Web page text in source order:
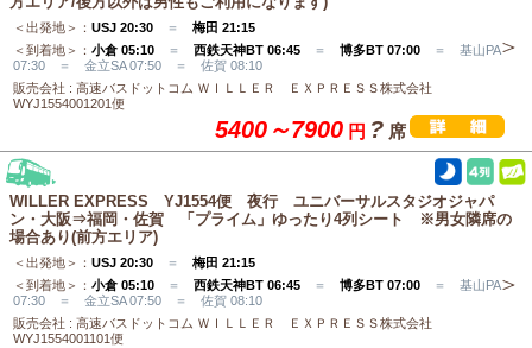
＜出発地＞： USJ 20:30 ＝ 梅田 21:15
＜到着地＞： 小倉 05:10 ＝ 西鉄天神BT 06:45 ＝ 博多BT 07:00 ＝ 基山PA
07:30 ＝ 金立SA 07:50 ＝ 佐賀 08:10
販売会社 : 高速バスドットコム ＷＩＬＬＥＲ ＥＸＰＲＥＳＳ株式会社
WYJ1554001201便
5400～7900 円 ? 席
WILLER EXPRESS YJ1554便 夜行 ユニバーサルスタジオジャパ
ン・大阪⇒福岡・佐賀 「プライム」ゆったり4列シート ※男女隣席の
場合あり(前方エリア)
＜出発地＞： USJ 20:30 ＝ 梅田 21:15
＜到着地＞： 小倉 05:10 ＝ 西鉄天神BT 06:45 ＝ 博多BT 07:00 ＝ 基山PA
07:30 ＝ 金立SA 07:50 ＝ 佐賀 08:10
販売会社 : 高速バスドットコム ＷＩＬＬＥＲ ＥＸＰＲＥＳＳ株式会社
WYJ1554001101便